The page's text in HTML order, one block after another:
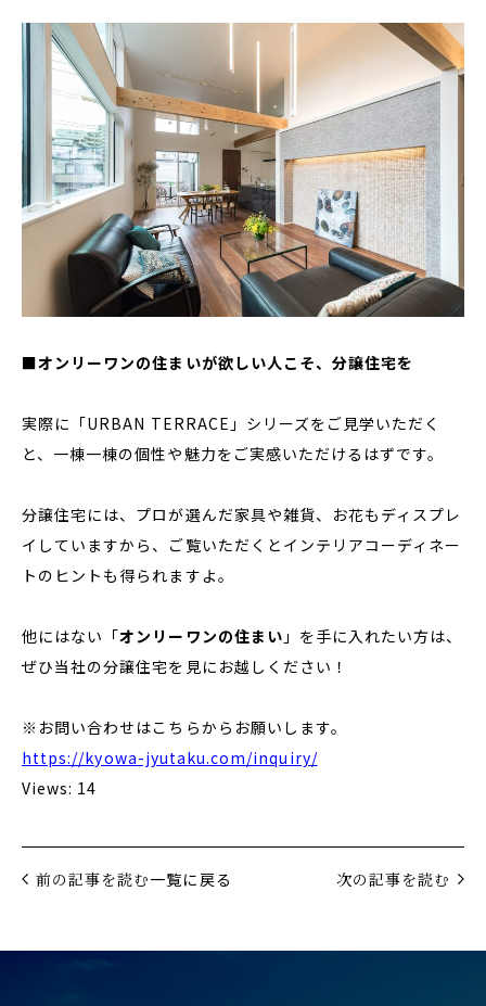
■オンリーワンの住まいが欲しい人こそ、分譲住宅を
実際に「URBAN TERRACE」シリーズをご見学いただく
と、一棟一棟の個性や魅力をご実感いただけるはずです。
分譲住宅には、プロが選んだ家具や雑貨、お花もディスプレ
イしていますから、ご覧いただくとインテリアコーディネー
トのヒントも得られますよ。
他にはない「オンリーワンの住まい 」を手に入れたい方は、
ぜひ当社の分譲住宅を見にお越しください！
※お問い合わせはこちらからお願いします。
https://kyowa-jyutaku.com/inquiry/
Views: 14
前の記事を読む一覧に戻る 次の記事を読む